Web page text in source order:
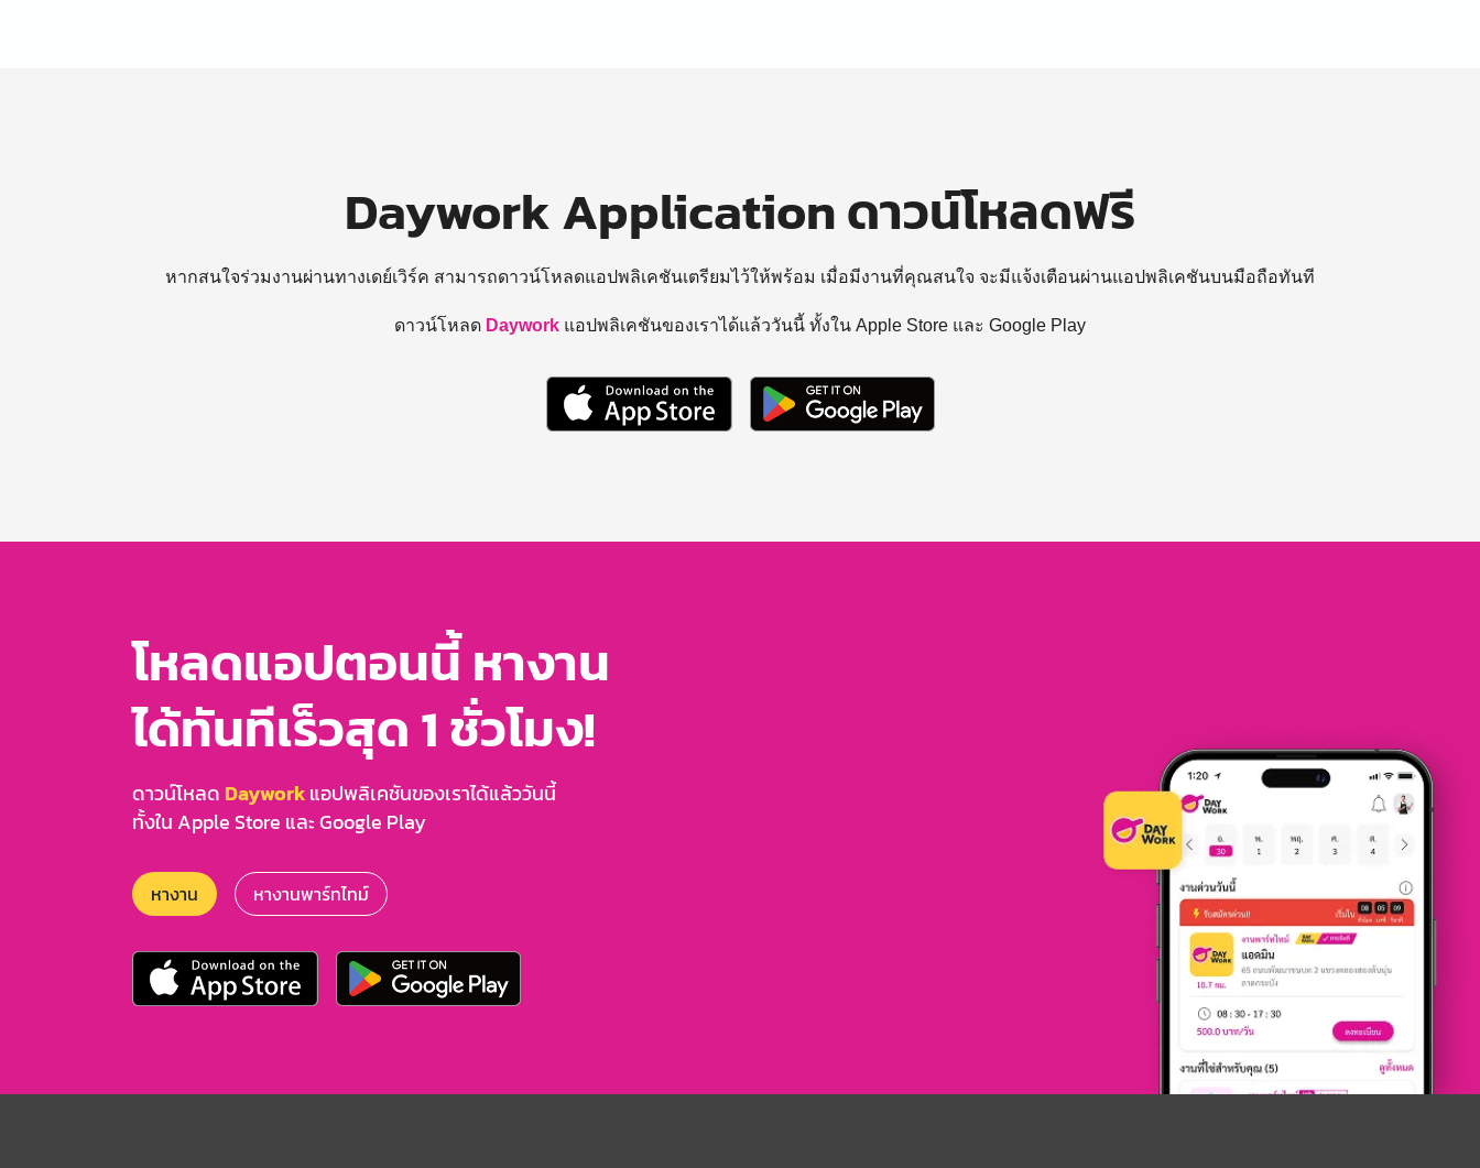
Daywork Application ดาวน์โหลดฟรี
หากสนใจร่วมงานผ่านทางเดย์เวิร์ค สามารถดาวน์โหลดแอปพลิเคชันเตรียมไว้ให้พร้อม เมื่อมีงานที่คุณสนใจ จะมีแจ้งเตือนผ่านแอปพลิเคชันบนมือถือทันที
ดาวน์โหลด Daywork แอปพลิเคชันของเราได้แล้ววันนี้ ทั้งใน Apple Store และ Google Play
โหลดแอปตอนนี้ หางาน
ได้ทันทีเร็วสุด 1 ชั่วโมง!
ดาวน์โหลด Dayworkแอปพลิเคชันของเราได้แล้ววันนี้
ทั้งใน Apple Store และ Google Play
หางาน หางานพาร์ทไทม์